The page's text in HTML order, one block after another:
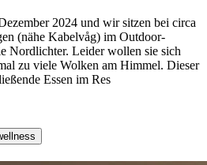
2024 und wir sitzen bei circa
(nähe Kabelvåg) im Outdoor-
Nordlichter. Leider wollen sie sich
zu viele Wolken am Himmel. Dieser
Essen im Res